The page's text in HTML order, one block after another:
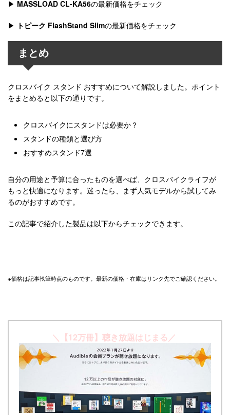
▶ MASSLOAD CL-KA56の最新価格をチェック
▶ トピーク FlashStand Slimの最新価格をチェック
まとめ
クロスバイク スタンド おすすめについて解説しました。ポイント
をまとめると以下の通りです。
クロスバイクにスタンドは必要か？
スタンドの種類と選び方
おすすめスタンド7選
自分の用途と予算に合ったものを選べば、クロスバイクライフが
もっと快適になります。迷ったら、まず人気モデルから試してみ
るのがおすすめです。
この記事で紹介した製品は以下からチェックできます。
※価格は記事執筆時点のものです。最新の価格・在庫はリンク先でご確認ください。
＼【12万冊】聴き放題はじまる／